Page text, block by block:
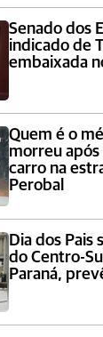
Senado dos
indicado de
embaixada
Quem é o
morreu
carro na
Perobal
Dia dos Pais
do Centro-
Paraná,